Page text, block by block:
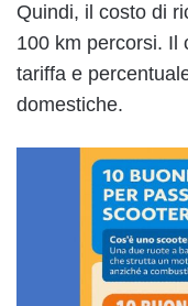
Quindi, il costo di
100 km percorsi. Il
tariffa e
domestiche.